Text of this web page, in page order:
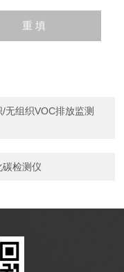
组织VOC排放监测
检测仪